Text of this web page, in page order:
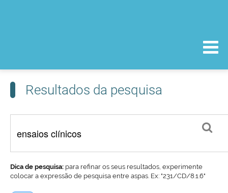
Resultados da pesquisa
Dica de pesquisa: para refinar os seus resultados, experimente
colocar a expressão de pesquisa entre aspas. Ex: "231/CD/8.1.6"